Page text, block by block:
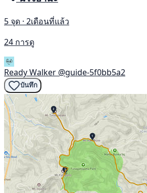
5 จุด · 2เดือนที่แล้ว
24 การดู
Ready Walker @guide-5f0bb5a2
บันทึก